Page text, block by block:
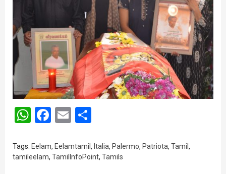
WhatsApp
Facebook
Email
Tags: Eelam, Eelamtamil , Italia, Palermo, Patriota, Tamil ,
tamileelam, TamilInfoPoint, Tamils